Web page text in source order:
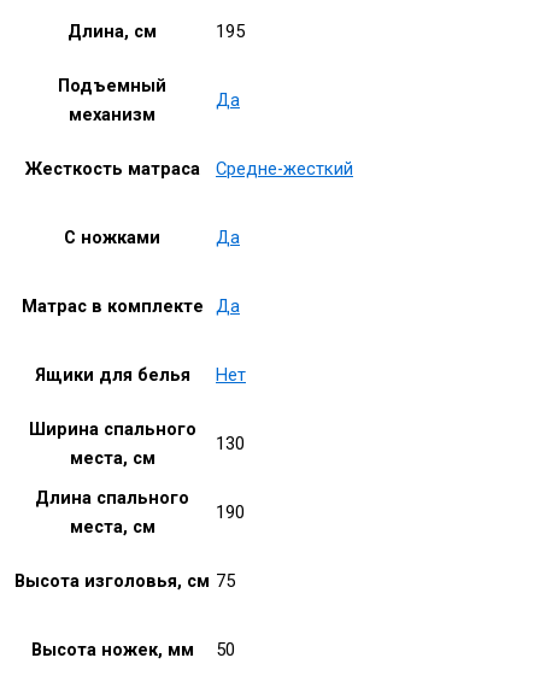
Длина, см 195
Подъемный
механизм
Да
Жесткость матраса Средне-жесткий
С ножками Да
Матрас в комплекте Да
Ящики для белья Нет
Ширина спального
места, см
130
Длина спального
места, см
190
Высота изголовья, см 75
Высота ножек, мм 50